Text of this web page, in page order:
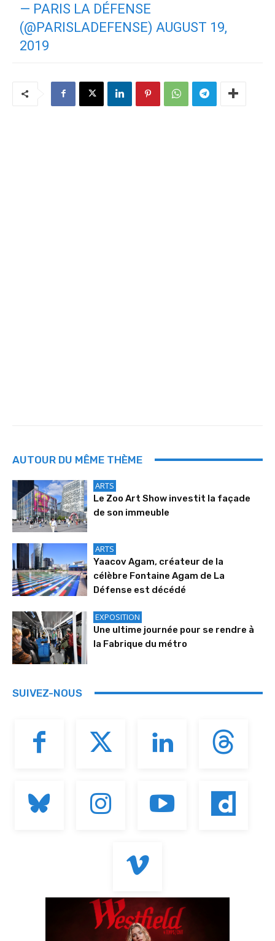
— PARIS LA DÉFENSE
(@PARISLADEFENSE) AUGUST 19,
2019
AUTOUR DU MÊME THÈME
ARTS
Le Zoo Art Show investit la façade
de son immeuble
ARTS
Yaacov Agam, créateur de la
célèbre Fontaine Agam de La
Défense est décédé
EXPOSITION
Une ultime journée pour se rendre à
la Fabrique du métro
SUIVEZ-NOUS